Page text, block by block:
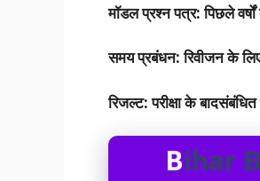
मॉडल प्रश्न पत्र: पिछले
समय प्रबंधन: रिवीजन के
रिजल्ट: परीक्षा के
Bihar